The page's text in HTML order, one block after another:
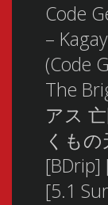
Code
–
(Code
The
アス
くも
[BDrip]
[5.1